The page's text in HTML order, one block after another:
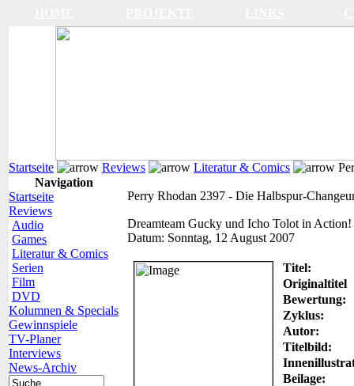
Startseite Reviews Literatur & Comics
Navigation
Startseite
Reviews
Audio
Games
Literatur & Comics
Serien
Film
DVD
Kolumnen & Specials
Gewinnspiele
TV-Planer
Interviews
News-Archiv
Perry Rhodan 2397 - Die Halbspur-
Dreamteam Gucky und Icho Tolot in Action!
Datum: Sonntag, 12 August 2007
Titel:
Originaltitel
Bewertung:
Zyklus:
Autor:
Titelbild:
Beilage: